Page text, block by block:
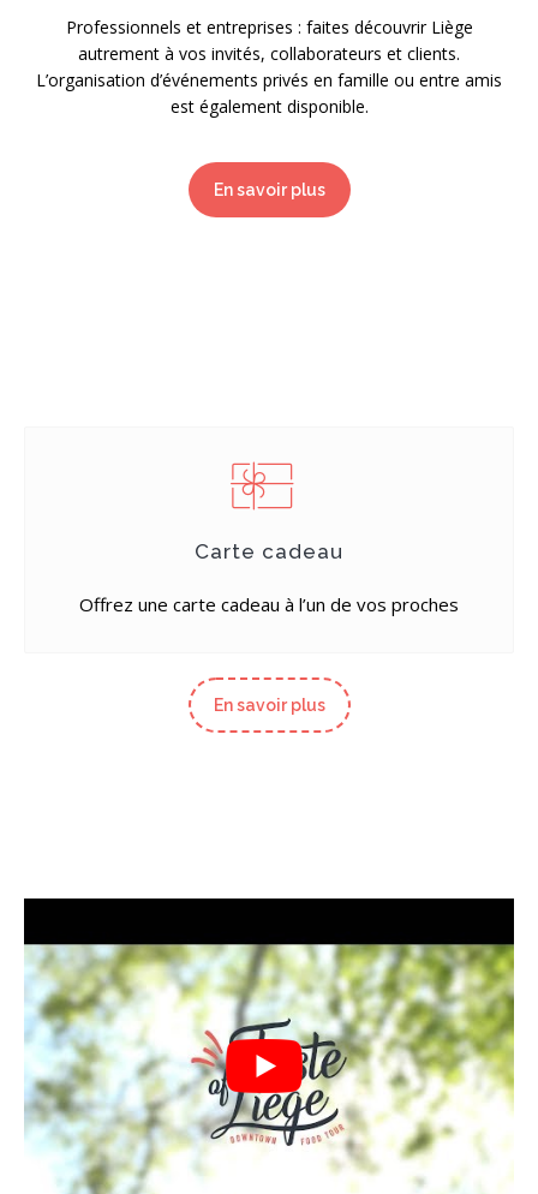
Professionnels et entreprises : faites découvrir Liège
autrement à vos invités, collaborateurs et clients.
L’organisation d’événements privés en famille ou entre amis
est également disponible.
En savoir plus
Carte cadeau
Offrez une carte cadeau à l’un de vos proches
En savoir plus